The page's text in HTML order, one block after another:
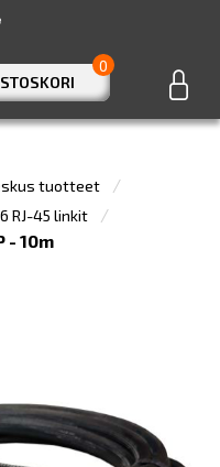
0
tuotteet
RJ-45 linkit
- 10m